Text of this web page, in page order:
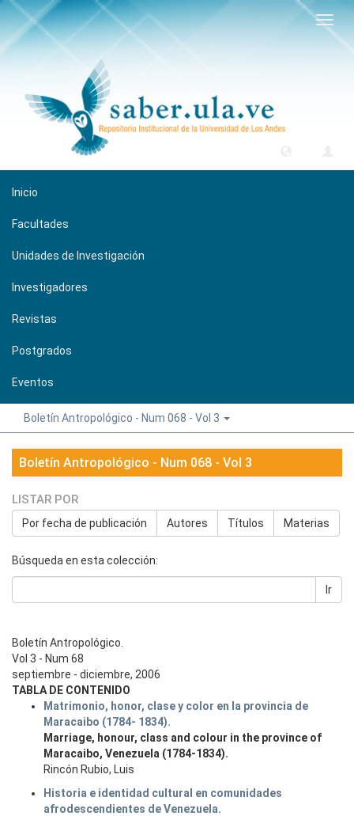
Inicio
Facultades
Unidades de Investigación
Investigadores
Revistas
Postgrados
Eventos
Boletín Antropológico - Num 068 - Vol 3
Boletín Antropológico - Num 068 - Vol 3
LISTAR POR
Por fecha de publicación Autores Títulos Materias
Búsqueda en esta colección:
Ir
Boletín Antropológico.
Vol 3 - Num 68
septiembre - diciembre, 2006
TABLA DE CONTENIDO
Matrimonio, honor, clase y color en la provincia de
Maracaibo (1784- 1834).
Marriage, honour, class and colour in the province of
Maracaibo, Venezuela (1784-1834).
Rincón Rubio, Luis
Historia e identidad cultural en comunidades
afrodescendientes de Venezuela.